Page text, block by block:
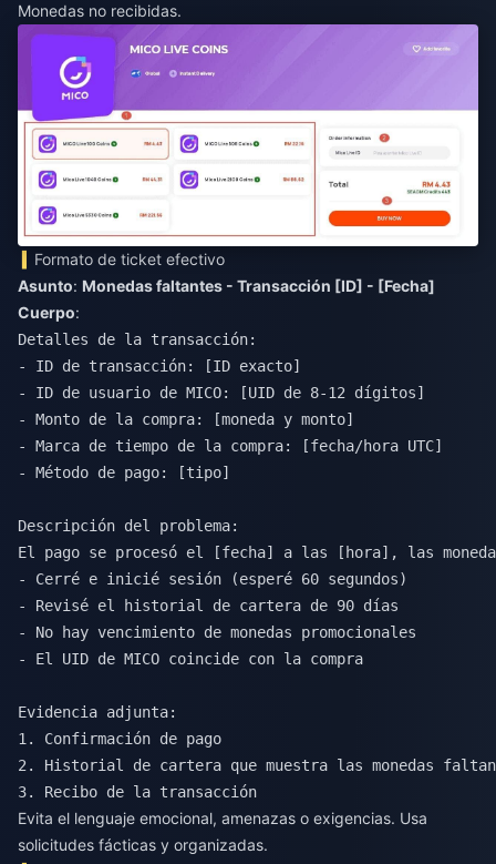
Monedas no recibidas.
Formato de ticket efectivo
Asunto: Monedas faltantes - Transacción [ID] - [Fecha]
Cuerpo:
Detalles de la transacción:
- ID de transacción: [ID exacto]
- ID de usuario de MICO: [UID de 8-12 dígitos]
- Monto de la compra: [moneda y monto]
- Marca de tiempo de la compra: [fecha/hora UTC]
- Método de pago: [tipo]
Descripción del problema:
El pago se procesó el [fecha] a las [hora], las
- Cerré e inicié sesión (esperé 60 segundos)
- Revisé el historial de cartera de 90 días
- No hay vencimiento de monedas promocionales
- El UID de MICO coincide con la compra
Evidencia adjunta:
1. Confirmación de pago
2. Historial de cartera que muestra las monedas
Evita el lenguaje emocional, amenazas o exigencias. Usa
solicitudes fácticas y organizadas.